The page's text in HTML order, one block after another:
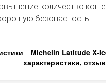
количество
безопасность.
Michelin Latitude X-
характеристики,